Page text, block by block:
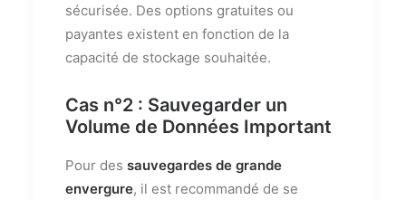
sécurisée. Des options gratuites ou
payantes existent en fonction de la
capacité de stockage souhaitée.
Cas n°2 : Sauvegarder un
Volume de Données Important
Pour des sauvegardes de grande
envergure, il est recommandé de se